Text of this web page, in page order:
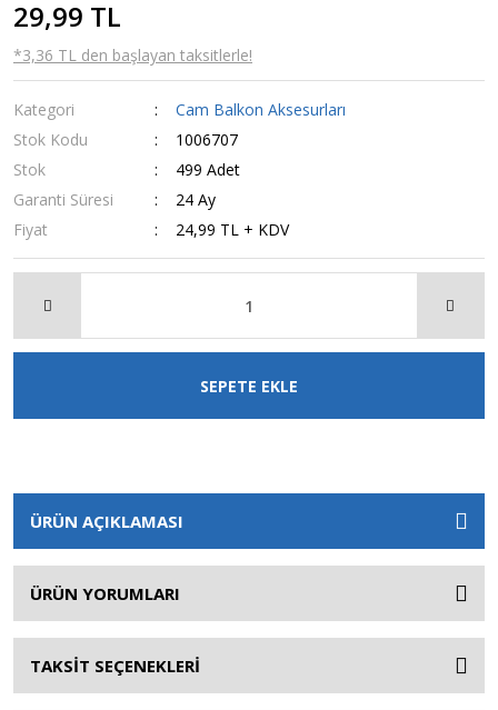
29,99 TL
*3,36 TL den başlayan taksitlerle!
Kategori
Cam Balkon Aksesurları
Stok Kodu
1006707
Stok
499 Adet
Garanti Süresi
24 Ay
Fiyat
24,99 TL + KDV
SEPETE EKLE
ÜRÜN AÇIKLAMASI
ÜRÜN YORUMLARI
TAKSİT SEÇENEKLERİ